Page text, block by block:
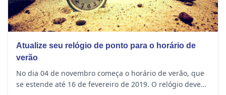
Atualize seu relógio de ponto para o horário de
verão
No dia 04 de novembro começa o horário de verão, que
se estende até 16 de fevereiro de 2019. O relógio deve